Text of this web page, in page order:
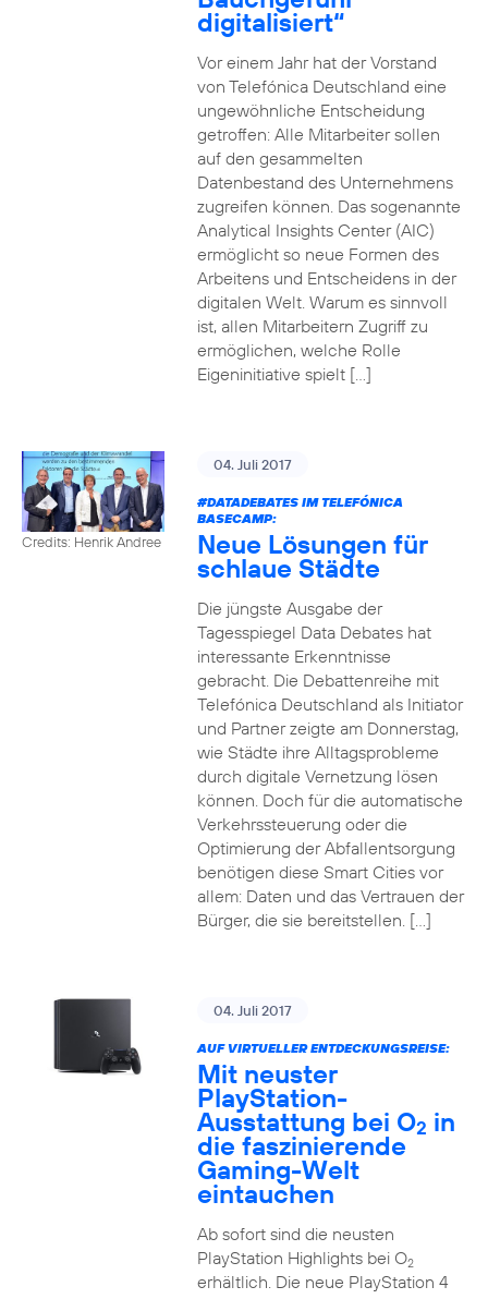
digitalisiert“
Vor einem Jahr hat der Vorstand
von Telefónica Deutschland eine
ungewöhnliche Entscheidung
getroffen: Alle Mitarbeiter sollen
auf den gesammelten
Datenbestand des Unternehmens
zugreifen können. Das sogenannte
Analytical Insights Center (AIC)
ermöglicht so neue Formen des
Arbeitens und Entscheidens in der
digitalen Welt. Warum es sinnvoll
ist, allen Mitarbeitern Zugriff zu
ermöglichen, welche Rolle
Eigeninitiative spielt […]
Credits: Henrik Andree
04. Juli 2017
#DATADEBATESIM TELEFÓNICA
BASECAMP:
Neue Lösungen für
schlaue Städte
Die jüngste Ausgabe der
Tagesspiegel Data Debates hat
interessante Erkenntnisse
gebracht. Die Debattenreihe mit
Telefónica Deutschland als Initiator
und Partner zeigte am Donnerstag,
wie Städte ihre Alltagsprobleme
durch digitale Vernetzung lösen
können. Doch für die automatische
Verkehrssteuerung oder die
Optimierung der Abfallentsorgung
benötigen diese Smart Cities vor
allem: Daten und das Vertrauen der
Bürger, die sie bereitstellen. […]
04. Juli 2017
AUF VIRTUELLER ENTDECKUNGSREISE:
Mit neuster
PlayStation-
Ausstattung bei O2 in
die faszinierende
Gaming-Welt
eintauchen
Ab sofort sind die neusten
PlayStation Highlights bei O2
erhältlich. Die neue PlayStation 4